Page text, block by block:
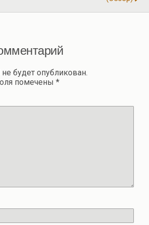
будет опубликован.
помечены *